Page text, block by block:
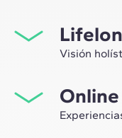
network profesional,
participar en
construcción.
Visión
Máster, te
360º de tu futuro